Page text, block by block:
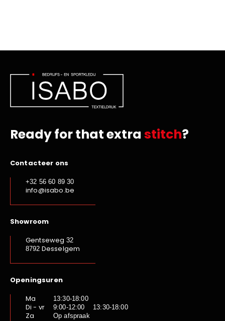
Ready for that extra stitch?
Contacteer ons
+32 56 60 89 30
info@isabo.be
Showroom
Gentseweg 32
8792 Desselgem
Openingsuren
Ma
13:30-18:00
Di - vr 9:00-12:00 13:30-18:00
Za Op afspraak